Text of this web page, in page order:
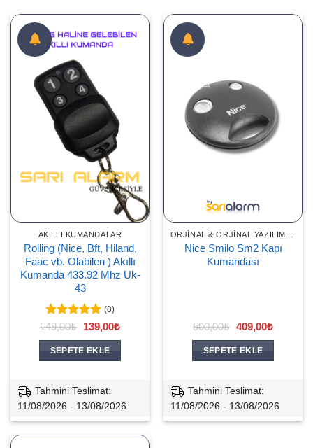
AKILLI KUMANDALAR
Rolling (Nice, Bft, Hiland,
Faac vb. Olabilen ) Akıllı
Kumanda 433.92 Mhz Uk-
43
5 üzerinden
(8)
149,00₺ Orijinal
fiyat:
149,00₺.
139,00₺Şu
SEPETE EKLE
Tahmini Teslimat:
11/08/2026 - 13/08/2026
Nice Smilo Sm2 Kapı
Kumandası
500,00₺ Orijinal
fiyat:
500,00₺.
409,00₺Şu
SEPETE EKLE
Tahmini Teslimat:
11/08/2026 - 13/08/2026